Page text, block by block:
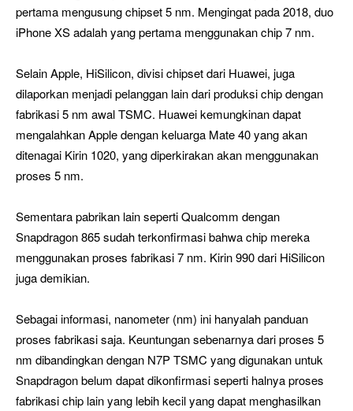
pertama mengusung chipset 5 nm. Mengingat pada 2018, duo
iPhone XS adalah yang pertama menggunakan chip 7 nm.
Selain Apple, HiSilicon, divisi chipset dari Huawei, juga
dilaporkan menjadi pelanggan lain dari produksi chip dengan
fabrikasi 5 nm awal TSMC. Huawei kemungkinan dapat
mengalahkan Apple dengan keluarga Mate 40 yang akan
ditenagai Kirin 1020, yang diperkirakan akan menggunakan
proses 5 nm.
Sementara pabrikan lain seperti Qualcomm dengan
Snapdragon 865 sudah terkonfirmasi bahwa chip mereka
menggunakan proses fabrikasi 7 nm. Kirin 990 dari HiSilicon
juga demikian.
Sebagai informasi, nanometer (nm) ini hanyalah panduan
proses fabrikasi saja. Keuntungan sebenarnya dari proses 5
nm dibandingkan dengan N7P TSMC yang digunakan untuk
Snapdragon belum dapat dikonfirmasi seperti halnya proses
fabrikasi chip lain yang lebih kecil yang dapat menghasilkan